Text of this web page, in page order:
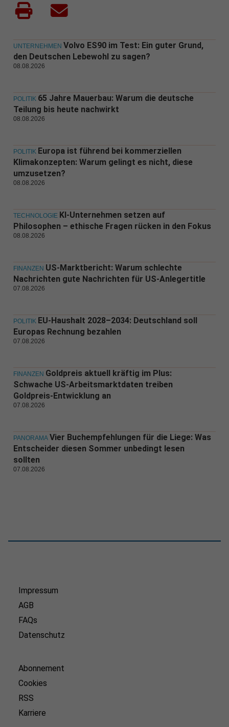
UNTERNEHMEN Volvo ES90 im Test: Ein guter Grund,
den Deutschen Lebewohl zu sagen?
08.08.2026
POLITIK 65 Jahre Mauerbau: Warum die deutsche
Teilung bis heute nachwirkt
08.08.2026
POLITIK Europa ist führend bei kommerziellen
Klimakonzepten: Warum gelingt es nicht, diese
umzusetzen?
08.08.2026
TECHNOLOGIE KI-Unternehmen setzen auf
Philosophen – ethische Fragen rücken in den Fokus
08.08.2026
FINANZEN US-Marktbericht: Warum schlechte
Nachrichten gute Nachrichten für US-Anlegertitle
07.08.2026
POLITIK EU-Haushalt 2028–2034: Deutschland soll
Europas Rechnung bezahlen
07.08.2026
FINANZEN Goldpreis aktuell kräftig im Plus:
Schwache US-Arbeitsmarktdaten treiben
Goldpreis-Entwicklung an
07.08.2026
PANORAMA Vier Buchempfehlungen für die Liege: Was
Entscheider diesen Sommer unbedingt lesen
sollten
07.08.2026
Impressum
AGB
FAQs
Datenschutz
Abonnement
Cookies
RSS
Karriere